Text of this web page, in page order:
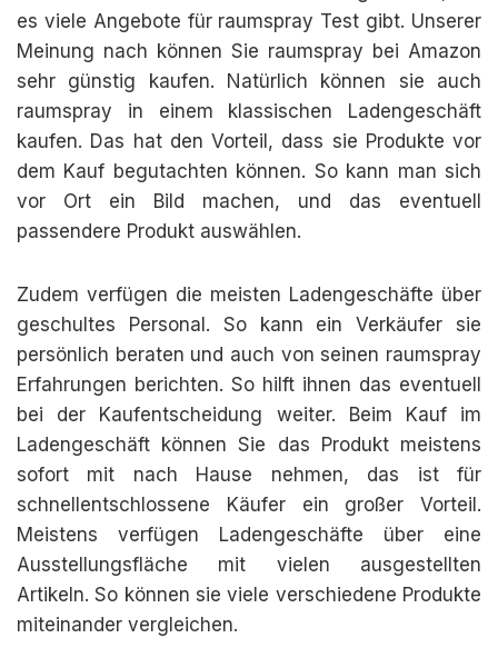
es viele Angebote für raumspray Test gibt. Unserer
Meinung nach können Sie raumspray bei Amazon
sehr günstig kaufen. Natürlich können sie auch
raumspray in einem klassischen Ladengeschäft
kaufen. Das hat den Vorteil, dass sie Produkte vor
dem Kauf begutachten können. So kann man sich
vor Ort ein Bild machen, und das eventuell
passendere Produkt auswählen.
Zudem verfügen die meisten Ladengeschäfte über
geschultes Personal. So kann ein Verkäufer sie
persönlich beraten und auch von seinen raumspray
Erfahrungen berichten. So hilft ihnen das eventuell
bei der Kaufentscheidung weiter. Beim Kauf im
Ladengeschäft können Sie das Produkt meistens
sofort mit nach Hause nehmen, das ist für
schnellentschlossene Käufer ein großer Vorteil.
Meistens verfügen Ladengeschäfte über eine
Ausstellungsfläche mit vielen ausgestellten
Artikeln. So können sie viele verschiedene Produkte
miteinander vergleichen.